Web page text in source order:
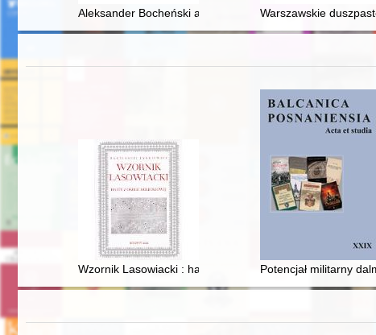
Aleksander Bocheński and his political realism : an outline
Warszawskie
Wzornik Lasowiacki : hafty z okolic Kolbuszowej
Potencjał militarny